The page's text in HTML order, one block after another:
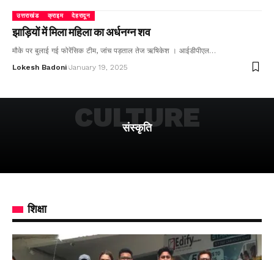
उत्तराखंड क्राइम देहरादून
झाड़ियों में मिला महिला का अर्धनग्न शव
मौके पर बुलाई गई फोरेंसिक टीम, जांच पड़ताल तेज ऋषिकेश । आईडीपीएल…
Lokesh Badoni January 19, 2025
संस्कृति
CULTURE
शिक्षा